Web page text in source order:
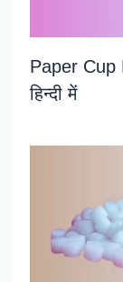
Paper Cup
हिन्दी में